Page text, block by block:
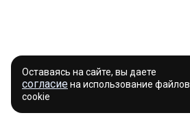
Оставаясь на сайте, вы даете
согласиена использование файлов
cookie